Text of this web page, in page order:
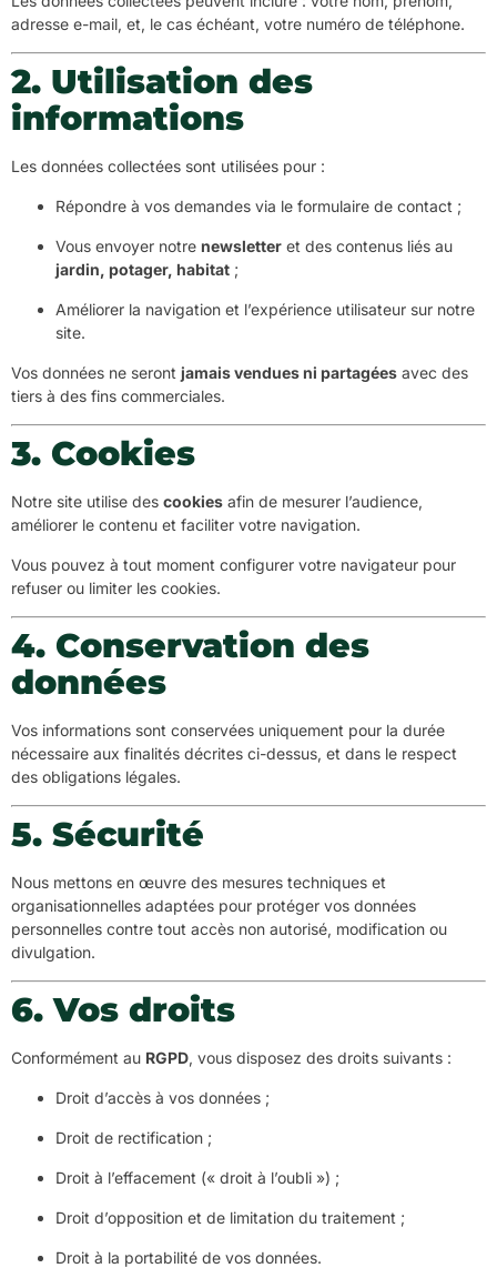
adresse e-mail, et, le cas échéant, votre numéro de téléphone.
2. Utilisation des
informations
Les données collectées sont utilisées pour :
Répondre à vos demandes via le formulaire de contact ;
Vous envoyer notre newsletter et des contenus liés au
jardin, potager, habitat ;
Améliorer la navigation et l’expérience utilisateur sur notre
site.
Vos données ne seront jamais vendues ni partagées avec des
tiers à des fins commerciales.
3. Cookies
Notre site utilise des cookies afin de mesurer l’audience,
améliorer le contenu et faciliter votre navigation.
Vous pouvez à tout moment configurer votre navigateur pour
refuser ou limiter les cookies.
4. Conservation des
données
Vos informations sont conservées uniquement pour la durée
nécessaire aux finalités décrites ci-dessus, et dans le respect
des obligations légales.
5. Sécurité
Nous mettons en œuvre des mesures techniques et
organisationnelles adaptées pour protéger vos données
personnelles contre tout accès non autorisé, modification ou
divulgation.
6. Vos droits
Conformément au RGPD, vous disposez des droits suivants :
Droit d’accès à vos données ;
Droit de rectification ;
Droit à l’effacement (« droit à l’oubli ») ;
Droit d’opposition et de limitation du traitement ;
Droit à la portabilité de vos données.